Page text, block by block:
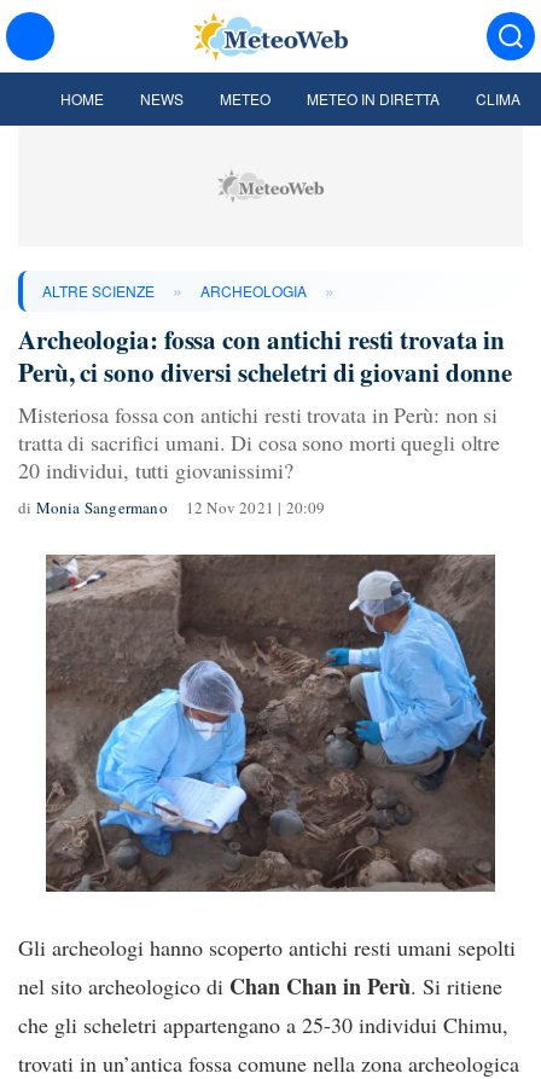
HOME NEWS METEO METEO IN DIRETTA CLIMA
ALTRE SCIENZE » ARCHEOLOGIA »
Archeologia: fossa con antichi resti trovata in
Perù, ci sono diversi scheletri di giovani donne
Misteriosa fossa con antichi resti trovata in Perù: non si
tratta di sacrifici umani. Di cosa sono morti quegli oltre
20 individui, tutti giovanissimi?
di Monia Sangermano 12 Nov 2021 | 20:09
Gli archeologi hanno scoperto antichi resti umani sepolti
nel sito archeologico di Chan Chan in Perù. Si ritiene
che gli scheletri appartengano a 25-30 individui Chimu,
trovati in un’antica fossa comune nella zona archeologica